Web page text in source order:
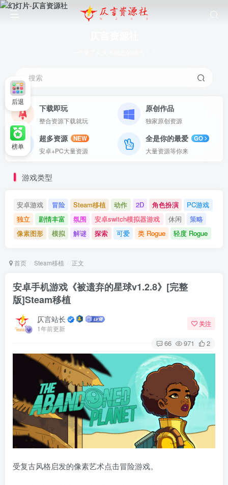
搜索
下载即玩
整合资源下载就玩
原创作品
独家原创资源
超多资源
NEW
安卓+PC大量资源
全是你的最爱
GO
大量资源等你来
游戏类型
安卓游戏 冒险 Steam移植 动作 2D 角色扮演
PC游戏
独立
剧情丰富 氛围 安卓switch模拟器游戏 休闲
策略
像素图形
模拟 解谜 探索 可爱 类 Rogue 轻度 Rogue
首页 Steam移植 正文
安卓手机游戏《被遗弃的星球v1.2.8》[完整
版]Steam移植
仄言站长
1年前更新
关注
66 971 2
受复古风格启发的像素艺术点击冒险游戏。
后退
榜单